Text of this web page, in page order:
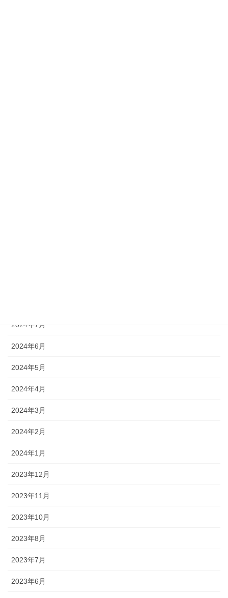
2024年7月
2024年6月
2024年5月
2024年4月
2024年3月
2024年2月
2024年1月
2023年12月
2023年11月
2023年10月
2023年8月
2023年7月
2023年6月